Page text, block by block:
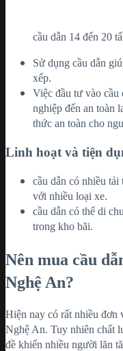
cầu dẫn 14 đến 20
Sử dụng cầu dẫn
xếp.
Việc đầu tư vào cầu
nghiệp đến an toàn
thức an toàn cho
Linh hoạt và tiện
cầu dẫn có nhiều
với nhiều loại xe.
cầu dẫn có thể di
trong kho bãi.
Nên mua cầu
Nghệ An?
Hiện nay có rất nhiều
Nghệ An. Tuy nhiên chất
đề khiến nhiều người lăn